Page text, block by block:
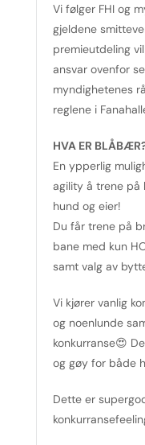
Vi følger FHI og
gjeldene
premieutdeling
ansvar ovenfor
myndighetenes
reglene i
HVA ER
En ypperlig
agility å trene på
hund og eier!
Du får trene på
bane med kun
samt valg av
Vi kjører vanlig
og noenlunde
konkurranse😍
og gøy for både
Dette er